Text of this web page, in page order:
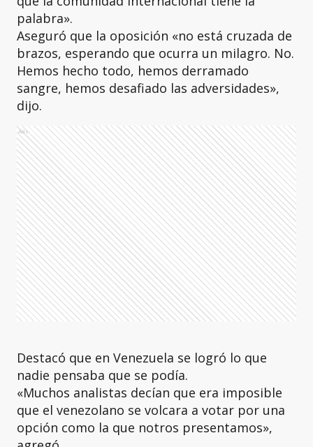
palabra».
Aseguró que la oposición «no está cruzada de
brazos, esperando que ocurra un milagro. No.
Hemos hecho todo, hemos derramado
sangre, hemos desafiado las adversidades»,
dijo.
Ads
Destacó que en Venezuela se logró lo que
nadie pensaba que se podía.
«Muchos analistas decían que era imposible
que el venezolano se volcara a votar por una
opción como la que notros presentamos»,